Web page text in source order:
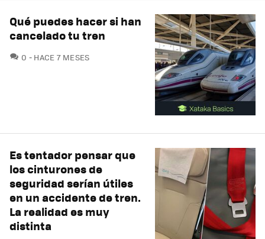
Qué puedes hacer si han
cancelado tu tren
0 COMENTARIOS
HACE 7 MESES
Es tentador pensar que
los cinturones de
seguridad serían útiles
en un accidente de tren.
La realidad es muy
distinta